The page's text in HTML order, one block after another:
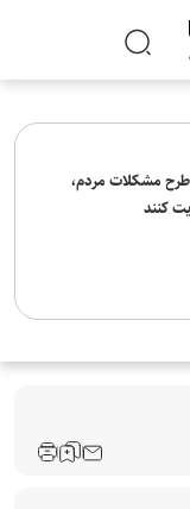
طرح مشکلات مردم،
کنند